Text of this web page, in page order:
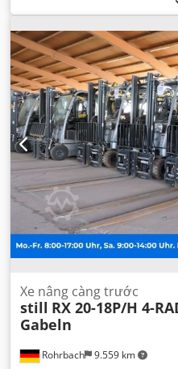
Rohrbach 9.559 km
Xe nâng càng trước
still RX 20-18P/H 4-
Gabeln